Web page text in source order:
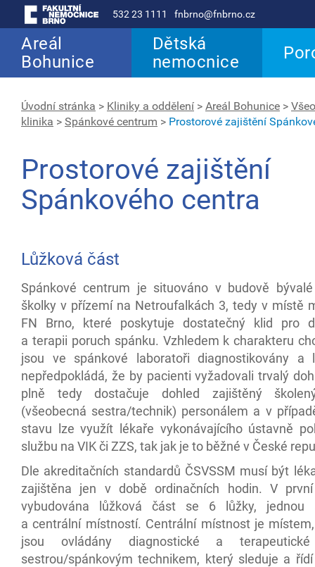
532 23 1111 fnbrno@fnbrno.cz
Areál
Bohunice
Dětská
nemocnice
Úvodní stránka > Kliniky a oddělení > Areál Bohunice >
klinika > Spánkové centrum > Prostorové zajištění
Prostorové zajištění
Spánkového centra
Lůžková část
Spánkové centrum je situováno v budově
školky v přízemí na Netroufalkách 3, tedy v místě
FN Brno, které poskytuje dostatečný klid pro
a terapii poruch spánku. Vzhledem k charakteru
jsou ve spánkové laboratoři diagnostikovány a
nepředpokládá, že by pacienti vyžadovali trvalý
plně tedy dostačuje dohled zajištěný
(všeobecná sestra/technik) personálem a v
stavu lze využít lékaře vykonávajícího ústavně
službu na VIK či ZZS, tak jak je to běžné v České
Dle akreditačních standardů ČSVSSM musí být
zajištěna jen v době ordinačních hodin. V
vybudována lůžková část se 6 lůžky, jednou
a centrální místností. Centrální místnost je
jsou ovládány diagnostické a
sestrou/spánkovým technikem, který sleduje a